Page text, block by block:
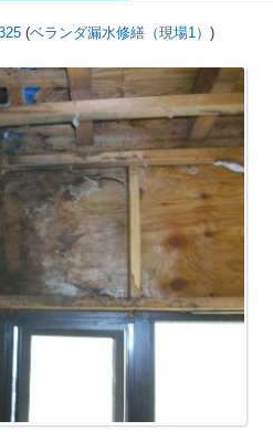
(ベランダ漏水修繕（現場1） )